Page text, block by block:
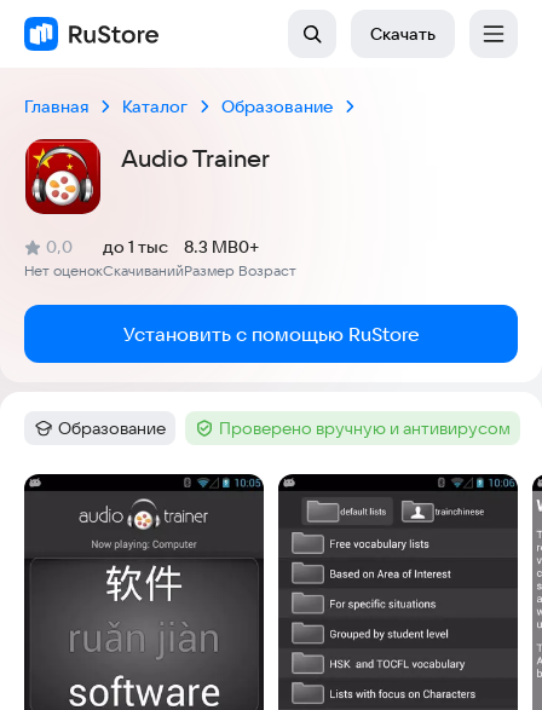
Скачать
Главная Каталог Образование
Audio Trainer
Рейтинг:
0,0
(
Нет оценок
)
Скачиваний
до 1 тыс
Размер
8.3 MB
Возраст
0+
Установить с помощью RuStore
Категория:
Образование Тег :Проверено вручную и антивирусом
Скриншоты